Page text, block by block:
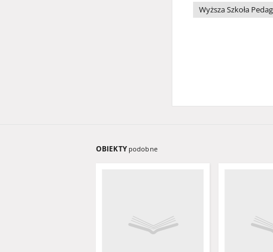
Wyższa Szkoła
OBIEKTY podobne